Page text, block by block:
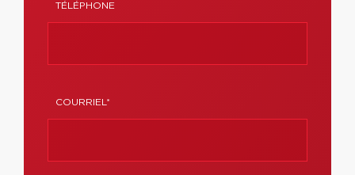
TÉLÉPHONE
COURRIEL*